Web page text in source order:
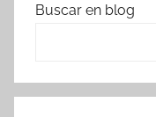
Buscar en blog